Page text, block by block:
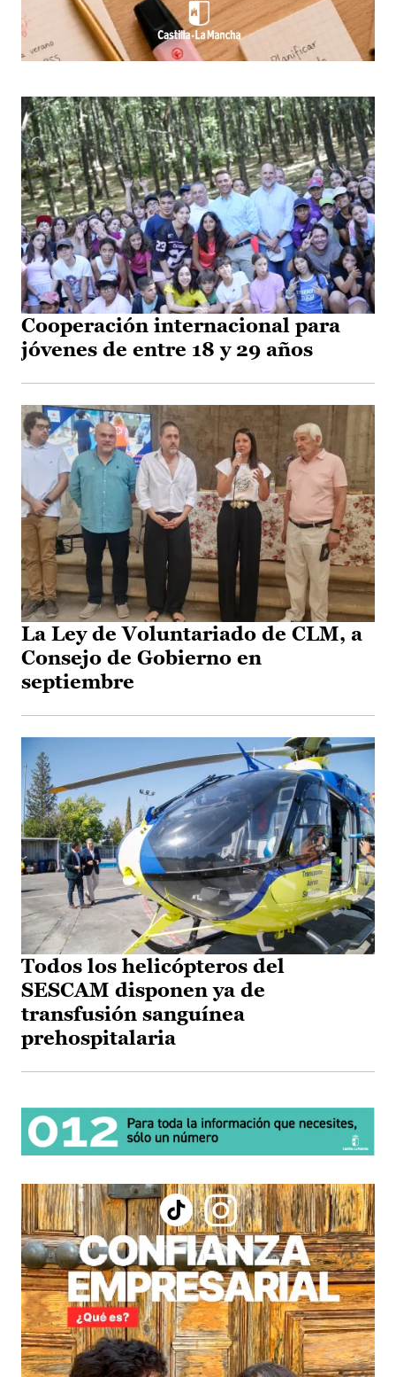
Cooperación internacional para
jóvenes de entre 18 y 29 años
La Ley de Voluntariado de CLM, a
Consejo de Gobierno en
septiembre
Todos los helicópteros del
SESCAM disponen ya de
transfusión sanguínea
prehospitalaria